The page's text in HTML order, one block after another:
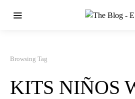
Browsing Tag
KITS NIÑOS